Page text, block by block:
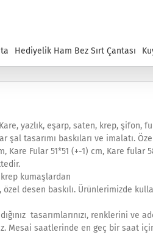
Hediyelik Ham Bez Sırt Çantası
yazlık, eşarp, saten, krep, şifon,
tasarımı baskıları ve imalatı.
Kare Fular 51*51 (+-1) cm, Kare fular
kumaşlardan
desen baskılı. Ürünlerimizde
tasarımlarınızı, renklerini
Mesai saatlerinde en geç bir saat